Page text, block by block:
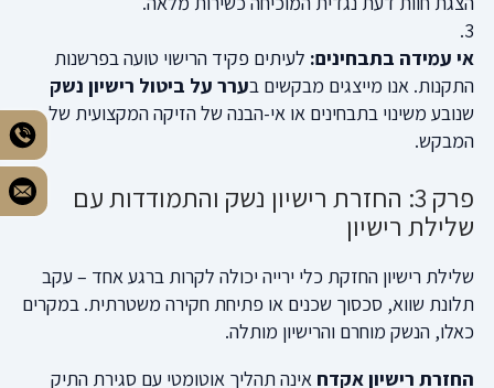
אי עמידה בתבחינים: לעיתים פקיד הרישוי טועה בפרשנות
התקנות. אנו מייצגים מבקשים בערר על ביטול רישיון נשק
שנובע משינוי בתבחינים או אי-הבנה של הזיקה המקצועית של
המבקש.
פרק 3: החזרת רישיון נשק והתמודדות עם
שלילת רישיון
שלילת רישיון החזקת כלי ירייה יכולה לקרות ברגע אחד – עקב
תלונת שווא, סכסוך שכנים או פתיחת חקירה משטרתית. במקרים
כאלו, הנשק מוחרם והרישיון מותלה.
החזרת רישיון אקדח אינה תהליך אוטומטי עם סגירת התיק